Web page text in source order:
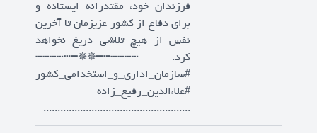
فرزندان خود، مقتدرانه ایستاده و
برای دفاع از کشور عزیزمان تا آخرین
نفس از هیچ تلاشی دریغ نخواهد
کرد. ┄┄┄┄┅━✵✵━┅┄┄┄┄
#سازمان_اداری_و_استخدامی_کشور
#علاءالدین_رفیع_زاده
....................................................